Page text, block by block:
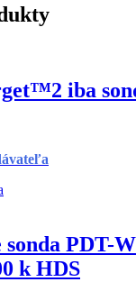
iba
PDT-
k HDS